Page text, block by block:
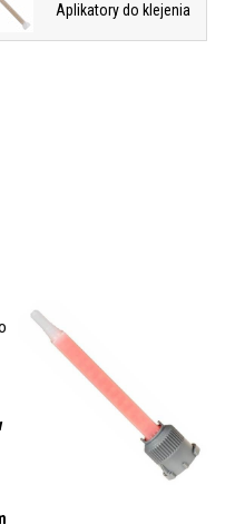
Aplikatory do klejenia